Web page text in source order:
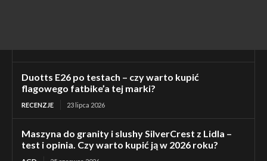
Duotts E26 po testach – czy warto kupić
flagowego fatbike’a tej marki?
RECENZJE 23 lipca 2026
Maszyna do granity i slushy SilverCrest z Lidla –
test i opinia. Czy warto kupić ją w 2026 roku?